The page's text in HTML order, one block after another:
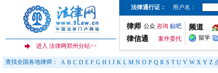
法律通行证： 用户名：
律师 公众 咨询 贴吧
律信通 案件委托
频道
留学
查找全国各地律师： A B C D E F G H I J K L M N O P Q R S T U V W X Y Z